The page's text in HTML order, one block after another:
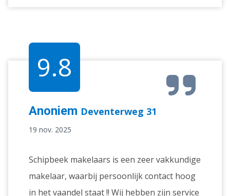
9.8
Anoniem Deventerweg 31
19 nov. 2025
Schipbeek makelaars is een zeer vakkundige
makelaar, waarbij persoonlijk contact hoog
in het vaandel staat !! Wij hebben zijn service